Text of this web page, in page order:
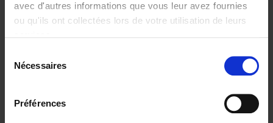
avec d'autres informations que vous leur avez fournies
ou qu'ils ont collectées lors de votre utilisation de leurs
Nécessaires
Préférences
Digital marketing like a PRO -
completely revised edition (EN)